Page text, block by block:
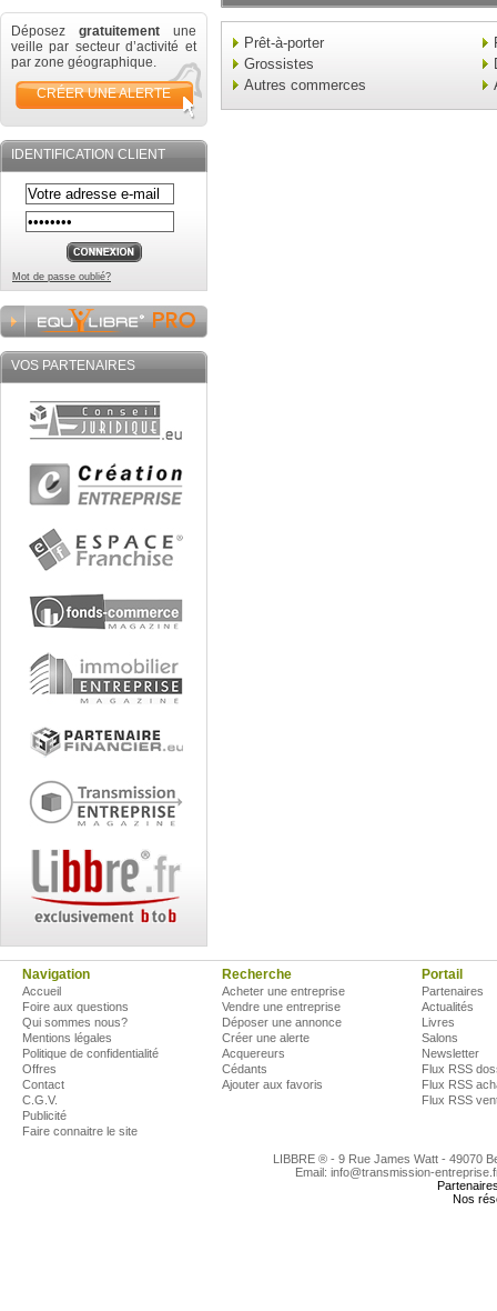
Déposez gratuitement une
veille par secteur d’activité et
par zone géographique.
CRÉER UNE ALERTE
IDENTIFICATION CLIENT
Mot de passe oublié?
VOS PARTENAIRES
Prêt-à-porter
Grossistes
Autres commerces
Navigation
Accueil
Foire aux questions
Qui sommes nous?
Mentions légales
Politique de confidentialité
Offres
Contact
C.G.V.
Publicité
Faire connaitre le site
Recherche
Acheter une entreprise
Vendre une entreprise
Déposer une annonce
Créer une alerte
Acquereurs
Cédants
Ajouter aux favoris
Portail
Partenaires
Actualités
Livres
Salons
Newsletter
Flux RSS
Flux RSS
Flux RSS
LIBBRE ® - 9 Rue James Watt - 49070
Email: info@transmission-
Nos